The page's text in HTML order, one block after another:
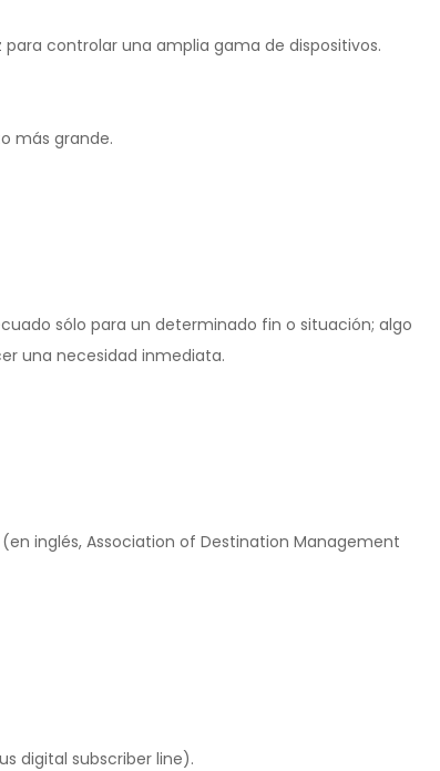
controlar una amplia gama de dispositivos.
más grande.
sólo para un determinado fin o situación; algo
una necesidad inmediata.
inglés, Association of Destination Management
digital subscriber line).